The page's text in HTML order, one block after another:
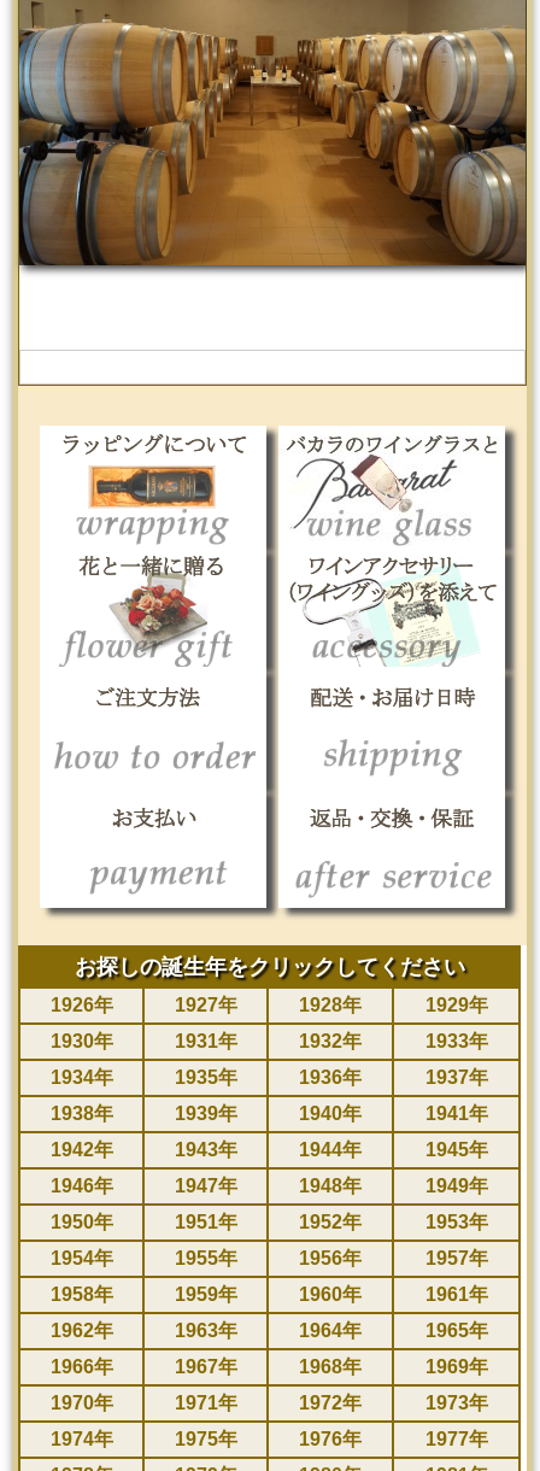
お探しの誕生年をクリックしてください
1926年 1927年 1928年
1929年
1930年
1931年 1932年
1933年
1934年
1935年 1936年
1937年
1938年
1939年 1940年
1941年
1942年
1943年 1944年
1945年
1946年
1947年 1948年
1949年
1950年
1951年 1952年
1953年
1954年
1955年 1956年
1957年
1958年
1959年 1960年
1961年
1962年
1963年 1964年
1965年
1966年
1967年 1968年
1969年
1970年
1971年 1972年
1973年
1974年
1975年 1976年
1977年